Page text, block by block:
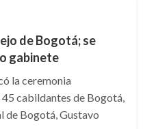
de Bogotá; se
gabinete
la ceremonia
cabildantes de Bogotá,
de Bogotá, Gustavo